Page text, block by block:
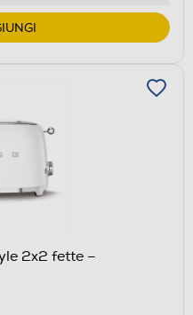
2x2 fette –